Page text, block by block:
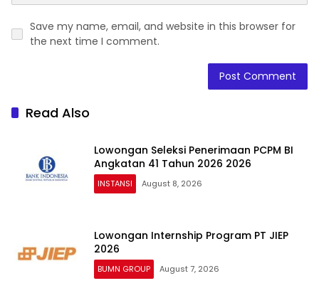
Save my name, email, and website in this browser for
the next time I comment.
Read Also
Lowongan Seleksi Penerimaan PCPM BI
Angkatan 41 Tahun 2026 2026
INSTANSI August 8, 2026
Lowongan Internship Program PT JIEP
2026
BUMN GROUP August 7, 2026